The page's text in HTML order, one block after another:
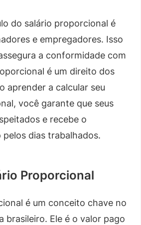
do salário proporcional é
e empregadores. Isso
a conformidade com
é um direito dos
aprender a calcular seu
você garante que seus
e recebe o
dias trabalhados.
Proporcional
é um conceito chave no
brasileiro. Ele é o valor pago